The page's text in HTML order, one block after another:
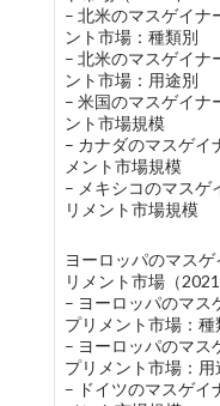
– 北米のマスゲイナ
ント市場：種類別
– 北米のマスゲイナ
ント市場：用途別
– 米国のマスゲイナ
ント市場規模
– カナダのマスゲイ
メント市場規模
– メキシコのマスゲ
リメント市場規模
ヨーロッパのマス
リメント市場（
– ヨーロッパのマス
プリメント市場：種
– ヨーロッパのマス
プリメント市場：用
– ドイツのマスゲイ